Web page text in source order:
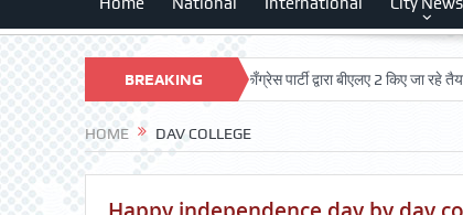
BREAKING
NEWS
मतदाताओं का नाम न कटे इसलिए काँग्रेस पार्टी द्वारा बीएलए 2 किए जा रहे तैयार: लखन
HOME DAV COLLEGE